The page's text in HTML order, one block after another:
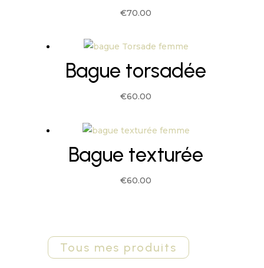
€70.00
Bague torsadée
€60.00
Bague texturée
€60.00
Tous mes produits